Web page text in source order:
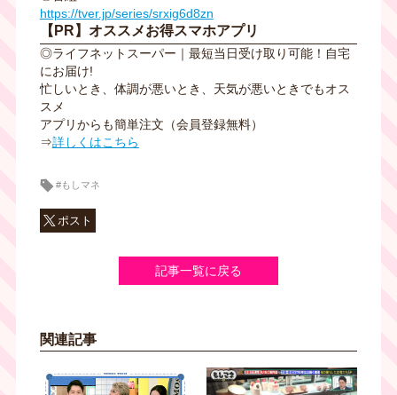
https://tver.jp/series/srxig6d8zn
【PR】オススメお得スマホアプリ
◎ライフネットスーパー｜最短当日受け取り可能！自宅
にお届け!
忙しいとき、体調が悪いとき、天気が悪いときでもオス
スメ
アプリからも簡単注文（会員登録無料）
⇒詳しくはこちら
#もしマネ
ポスト
記事一覧に戻る
関連記事